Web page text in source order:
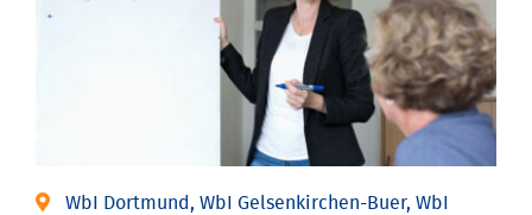
WbI Dortmund, WbI Gelsenkirchen-Buer, WbI